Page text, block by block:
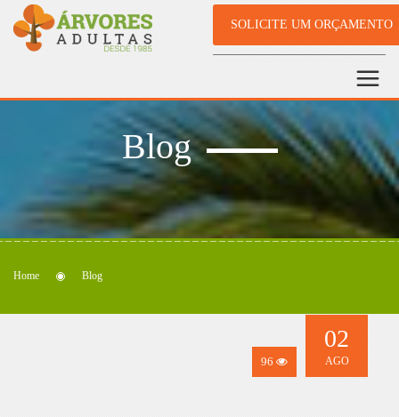
SOLICITE UM ORÇAMENTO
Blog
Home Blog
96
02
AGO